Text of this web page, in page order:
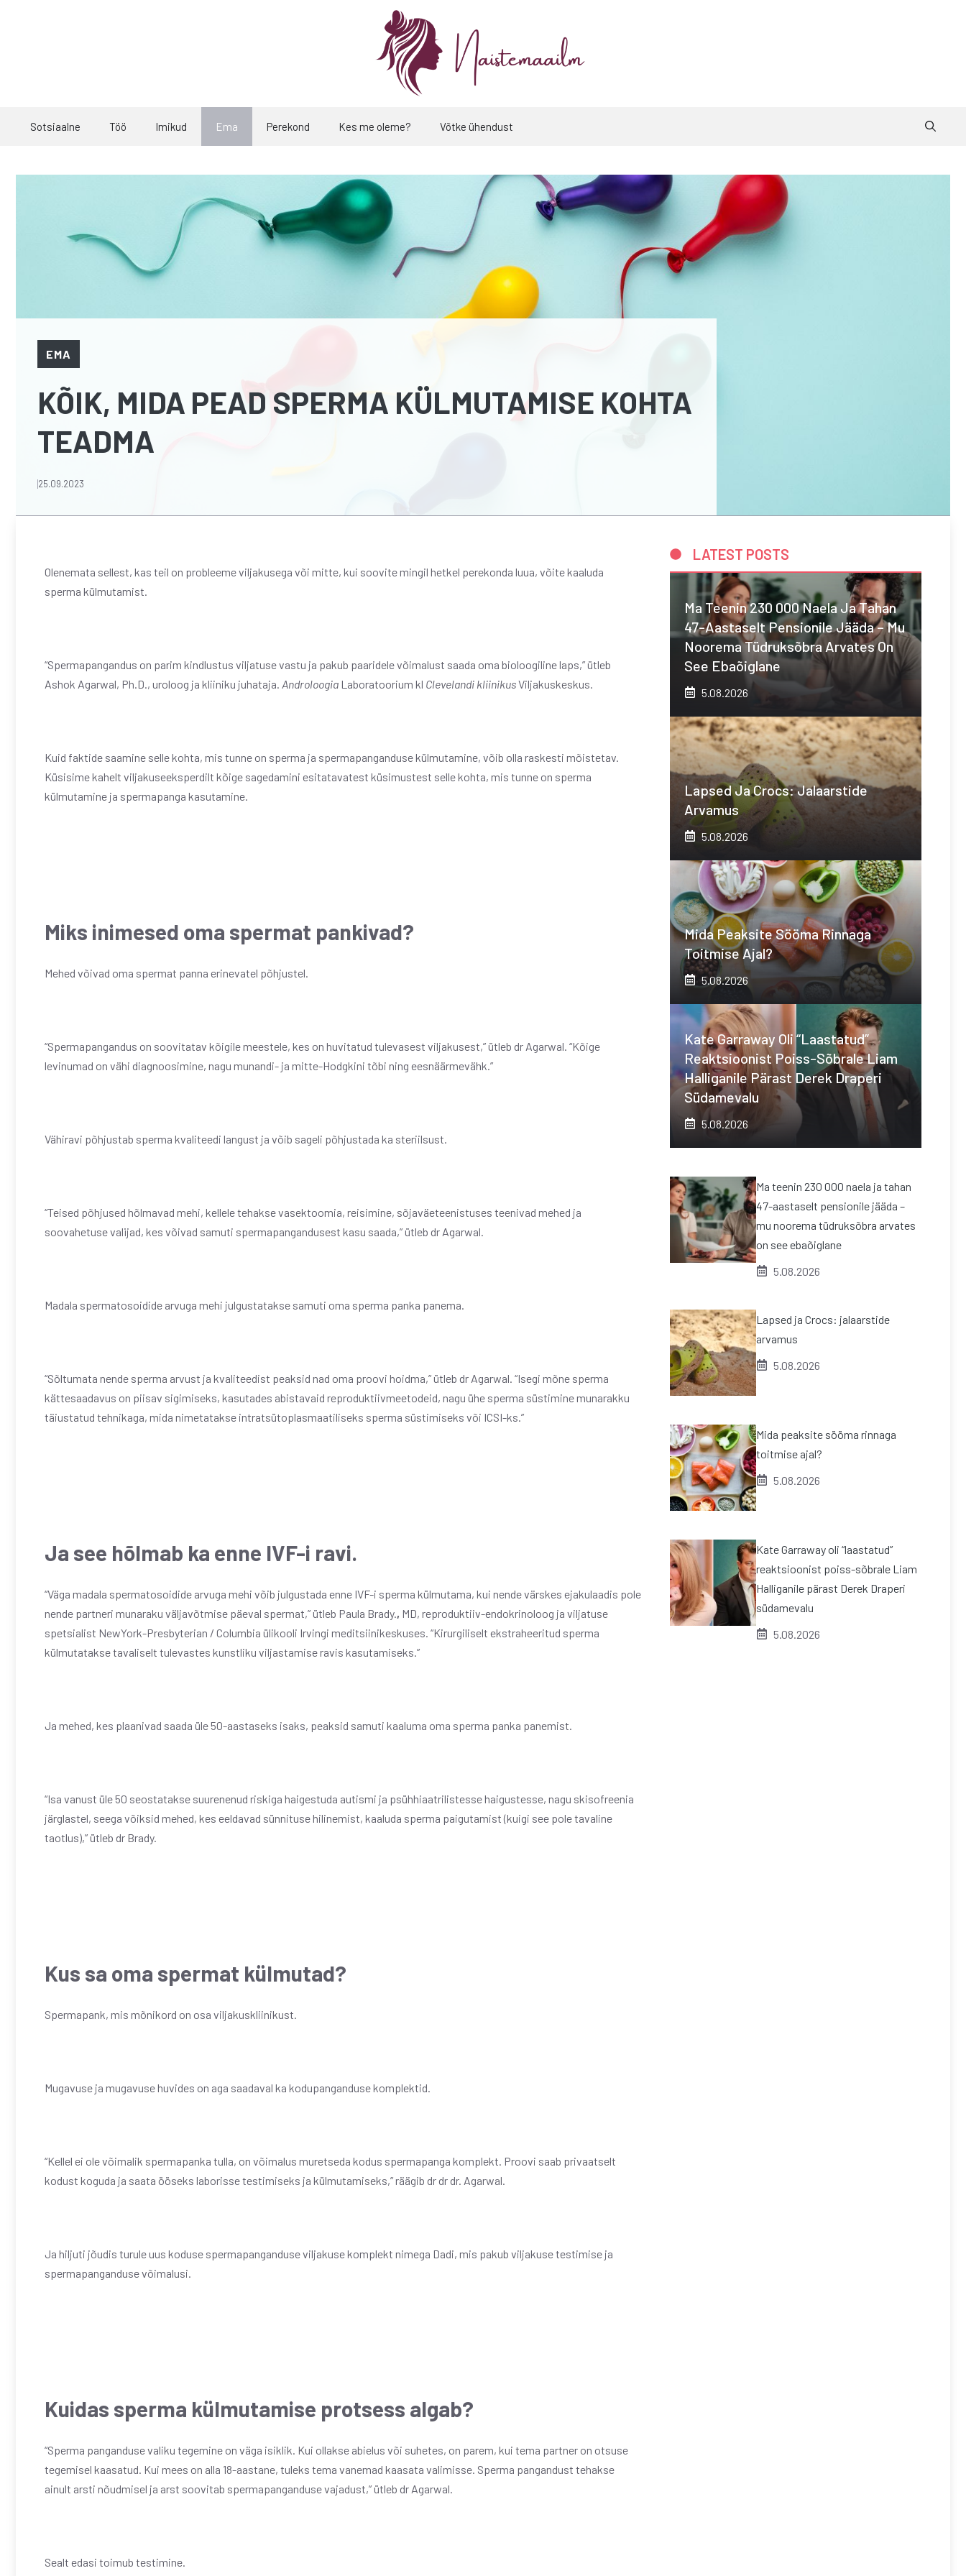
Sotsiaalne Töö Imikud Ema Perekond Kes me oleme? Võtke ühendust
EMA
KÕIK, MIDA PEAD SPERMA KÜLMUTAMISE KOHTA
TEADMA
25.09.2023
Olenemata sellest, kas teil on probleeme viljakusega või mitte, kui soovite mingil hetkel perekonda luua, võite kaaluda
sperma külmutamist.
“Spermapangandus on parim kindlustus viljatuse vastu ja pakub paaridele võimalust saada oma bioloogiline laps,” ütleb
Ashok Agarwal, Ph.D., uroloog ja kliiniku juhataja. Androloogia Laboratoorium kl Clevelandi kliinikusViljakuskeskus.
Kuid faktide saamine selle kohta, mis tunne on sperma ja spermapanganduse külmutamine, võib olla raskesti mõistetav.
Küsisime kahelt viljakuseeksperdilt kõige sagedamini esitatavatest küsimustest selle kohta, mis tunne on sperma
külmutamine ja spermapanga kasutamine.
Miks inimesed oma spermat pankivad?
Mehed võivad oma spermat panna erinevatel põhjustel.
“Spermapangandus on soovitatav kõigile meestele, kes on huvitatud tulevasest viljakusest,” ütleb dr Agarwal. “Kõige
levinumad on vähi diagnoosimine, nagu munandi- ja mitte-Hodgkini tõbi ning eesnäärmevähk.”
Vähiravi põhjustab sperma kvaliteedi langust ja võib sageli põhjustada ka steriilsust.
“Teised põhjused hõlmavad mehi, kellele tehakse vasektoomia, reisimine, sõjaväeteenistuses teenivad mehed ja
soovahetuse valijad, kes võivad samuti spermapangandusest kasu saada,” ütleb dr Agarwal.
Madala spermatosoidide arvuga mehi julgustatakse samuti oma sperma panka panema.
“Sõltumata nende sperma arvust ja kvaliteedist peaksid nad oma proovi hoidma,” ütleb dr Agarwal. “Isegi mõne sperma
kättesaadavus on piisav sigimiseks, kasutades abistavaid reproduktiivmeetodeid, nagu ühe sperma süstimine munarakku
täiustatud tehnikaga, mida nimetatakse intratsütoplasmaatiliseks sperma süstimiseks või ICSI-ks.”
Ja see hõlmab ka enne IVF-i ravi.
“Väga madala spermatosoidide arvuga mehi võib julgustada enne IVF-i sperma külmutama, kui nende värskes ejakulaadis pole
nende partneri munaraku väljavõtmise päeval spermat,” ütleb Paula Brady. , MD, reproduktiiv-endokrinoloog ja viljatuse
spetsialist NewYork-Presbyterian / Columbia ülikooli Irvingi meditsiinikeskuses. “Kirurgiliselt ekstraheeritud sperma
külmutatakse tavaliselt tulevastes kunstliku viljastamise ravis kasutamiseks.”
Ja mehed, kes plaanivad saada üle 50-aastaseks isaks, peaksid samuti kaaluma oma sperma panka panemist.
“Isa vanust üle 50 seostatakse suurenenud riskiga haigestuda autismi ja psühhiaatrilistesse haigustesse, nagu skisofreenia
järglastel, seega võiksid mehed, kes eeldavad sünnituse hilinemist, kaaluda sperma paigutamist (kuigi see pole tavaline
taotlus),” ütleb dr Brady.
Kus sa oma spermat külmutad?
Spermapank, mis mõnikord on osa viljakuskliinikust.
Mugavuse ja mugavuse huvides on aga saadaval ka kodupanganduse komplektid.
“Kellel ei ole võimalik spermapanka tulla, on võimalus muretseda kodus spermapanga komplekt. Proovi saab privaatselt
kodust koguda ja saata ööseks laborisse testimiseks ja külmutamiseks,” räägib dr dr dr. Agarwal.
Ja hiljuti jõudis turule uus koduse spermapanganduse viljakuse komplekt nimega Dadi, mis pakub viljakuse testimise ja
spermapanganduse võimalusi.
Kuidas sperma külmutamise protsess algab?
“Sperma panganduse valiku tegemine on väga isiklik. Kui ollakse abielus või suhetes, on parem, kui tema partner on otsuse
tegemisel kaasatud. Kui mees on alla 18-aastane, tuleks tema vanemad kaasata valimisse. Sperma pangandust tehakse
ainult arsti nõudmisel ja arst soovitab spermapanganduse vajadust,” ütleb dr Agarwal.
Sealt edasi toimub testimine.
LATEST POSTS
Ma Teenin 230 000 Naela Ja Tahan
47-Aastaselt Pensionile Jääda – Mu
Noorema Tüdruksõbra Arvates On
See Ebaõiglane
5.08.2026
Lapsed Ja Crocs: Jalaarstide
Arvamus
5.08.2026
Mida Peaksite Sööma Rinnaga
Toitmise Ajal?
5.08.2026
Kate Garraway Oli “laastatud”
Reaktsioonist Poiss-Sõbrale Liam
Halliganile Pärast Derek Draperi
Südamevalu
5.08.2026
Ma teenin 230 000 naela ja tahan
47-aastaselt pensionile jääda –
mu noorema tüdruksõbra arvates
on see ebaõiglane
5.08.2026
Lapsed ja Crocs: jalaarstide
arvamus
5.08.2026
Mida peaksite sööma rinnaga
toitmise ajal?
5.08.2026
Kate Garraway oli “laastatud”
reaktsioonist poiss-sõbrale Liam
Halliganile pärast Derek Draperi
südamevalu
5.08.2026